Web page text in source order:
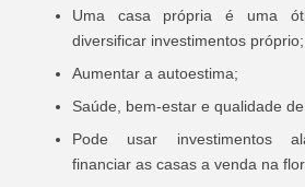
Uma casa própria é uma
diversificar investimentos próprio;
Aumentar a autoestima;
Saúde, bem-estar e qualidade
Pode usar investimentos
financiar as casas a venda na